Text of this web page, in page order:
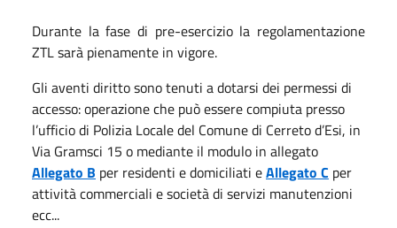
Durante la fase di pre-esercizio la regolamentazione
ZTL sarà pienamente in vigore.
Gli aventi diritto sono tenuti a dotarsi dei permessi di
accesso: operazione che può essere compiuta presso
l’ufficio di Polizia Locale del Comune di Cerreto d’Esi, in
Via Gramsci 15 o mediante il modulo in allegato
Allegato B per residenti e domiciliati eAllegato C per
attività commerciali e società di servizi manutenzioni
ecc...